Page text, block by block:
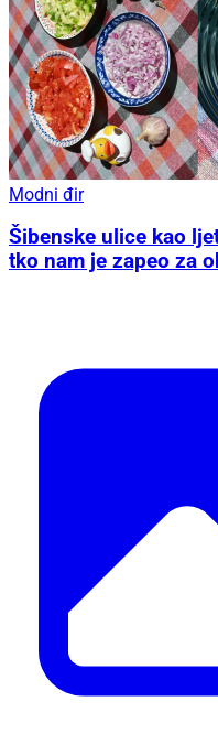
Modni đir
Šibenske ulice kao
tko nam je zapeo za